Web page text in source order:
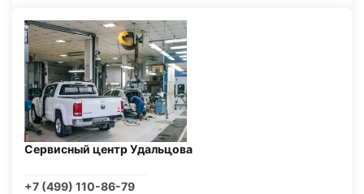
Сервисный центр Удальцова
+7 (499) 110-86-79